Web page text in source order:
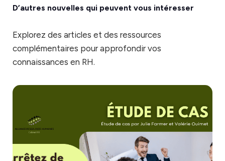
D’autres nouvelles qui peuvent vous intéresser
Explorez des articles et des ressources
complémentaires pour approfondir vos
connaissances en RH.